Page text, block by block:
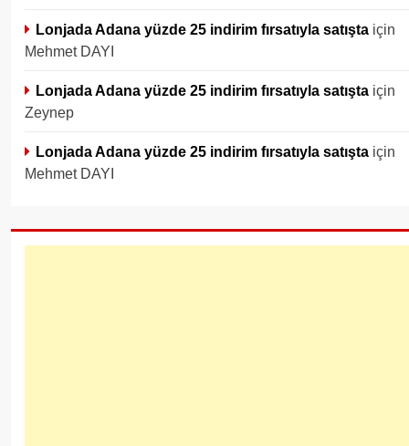
Lonjada Adana yüzde 25 indirim fırsatıyla satışta için
Mehmet DAYI
Lonjada Adana yüzde 25 indirim fırsatıyla satışta için
Zeynep
Lonjada Adana yüzde 25 indirim fırsatıyla satışta için
Mehmet DAYI